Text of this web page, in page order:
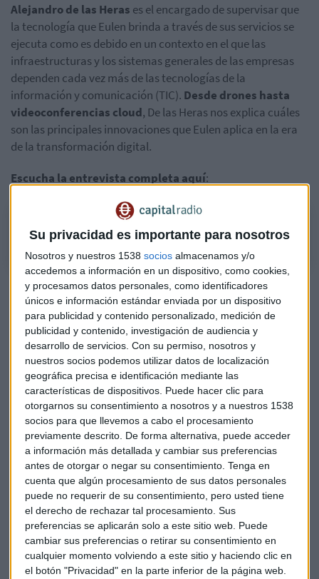
Su privacidad es importante para nosotros
Nosotros y nuestros 1538 socios almacenamos y/o
accedemos a información en un dispositivo, como cookies,
y procesamos datos personales, como identificadores
únicos e información estándar enviada por un dispositivo
para publicidad y contenido personalizado, medición de
publicidad y contenido, investigación de audiencia y
desarrollo de servicios. Con su permiso, nosotros y
nuestros socios podemos utilizar datos de localización
geográfica precisa e identificación mediante las
características de dispositivos. Puede hacer clic para
otorgarnos su consentimiento a nosotros y a nuestros 1538
socios para que llevemos a cabo el procesamiento
previamente descrito. De forma alternativa, puede acceder
a información más detallada y cambiar sus preferencias
antes de otorgar o negar su consentimiento. Tenga en
cuenta que algún procesamiento de sus datos personales
puede no requerir de su consentimiento, pero usted tiene
el derecho de rechazar tal procesamiento. Sus
preferencias se aplicarán solo a este sitio web. Puede
cambiar sus preferencias o retirar su consentimiento en
cualquier momento volviendo a este sitio y haciendo clic en
el botón "Privacidad" en la parte inferior de la página web.
Alejandro de las Heras es el encargado de supervisar que
la tecnología que Eulen brinda a través de sus servicios se
ejecuta como es debido en un contexto en el que las
infraestructuras y los sistemas generales de las empresas
dependen cada vez más de las tecnologías de la
información y comunicación (TIC). Desde drones hasta
videoconferencias cloud, De las Heras nos explica cuáles
son las principales innovaciones que Eulen aplica en la era
de la transformación digital.
Escucha la entrevista completa aquí:
"Utilizamos drones para optimizar servicios de vigilancia"
Eulen es una empresa que brinda hasta más de 60 servicios
distintos al mercado. Desdelimpiezahastaservicios
sociosanitarios , pasando porciberseguridad, el grupo
español tiene cada vez más presente la tecnología para
mejorar la experiencia de los servicios que ofrece, sobre
todo en un entorno en el que el cliente exige cada vez más
datos e información sobre lo que contrata.
Una de las aplicaciones prácticas de su tecnología reside en
losdrones. Eulen los utiliza para optimizar sus servicios de
vigilancia, ya sea para controlar perímetros cerrados o para
desplegar servicios de limpieza, por ejemplo en lugares
como las playas.
Inteligencia Artificial es otra parte esencial, por
ejemplo en suscall centers, porque ayuda a automatizar los
procesos, a hacerlos más eficientes. Sin embargo, a pesar
de este amplio uso de la tecnología, De Las Heras insiste en